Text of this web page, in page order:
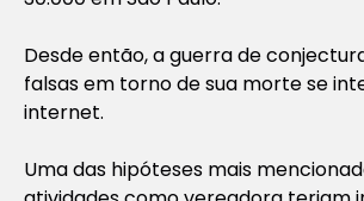
Desde então, a guerra de
falsas em torno de sua morte se
internet.
Uma das hipóteses mais